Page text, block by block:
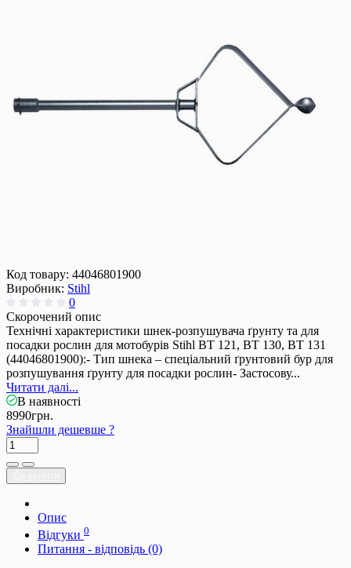
Код товару: 44046801900
Виробник: Stihl
0
Скорочений опис
Технічні характеристики шнек-розпушувача ґрунту та для
посадки рослин для мотобурів Stihl BT 121, BT 130, BT 131
(44046801900):- Тип шнека – спеціальний ґрунтовий бур для
розпушування ґрунту для посадки рослин- Застосову...
Читати далі...
В наявності
8990грн.
Знайшли дешевше ?
Опис
Відгуки 0
Питання - відповідь (0)